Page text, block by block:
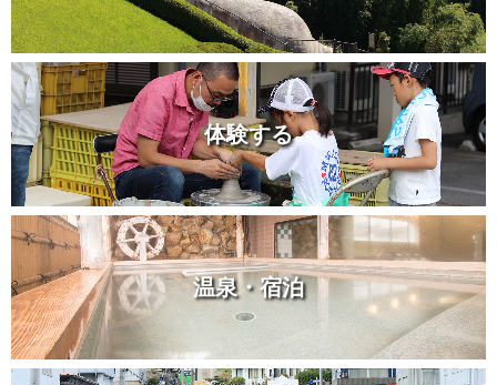
体験する
温泉・宿泊